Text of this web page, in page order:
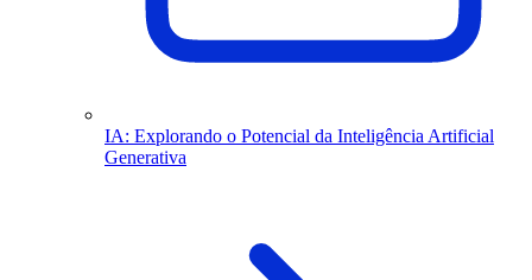
IA: Explorando o Potencial da Inteligência Artificial
Generativa